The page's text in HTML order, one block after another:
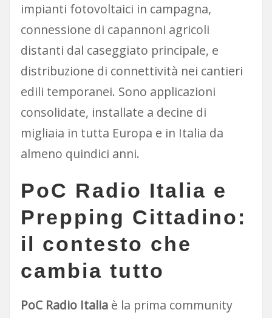
impianti fotovoltaici in campagna,
connessione di capannoni agricoli
distanti dal caseggiato principale, e
distribuzione di connettività nei cantieri
edili temporanei. Sono applicazioni
consolidate, installate a decine di
migliaia in tutta Europa e in Italia da
almeno quindici anni.
PoC Radio Italia e
Prepping Cittadino:
il contesto che
cambia tutto
PoC Radio Italiaè la prima community